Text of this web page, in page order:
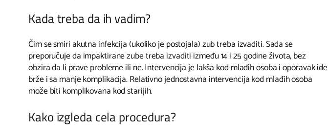
Kada treba da ih vadim?
Čim se smiri akutna infekcija (ukoliko je postojala) zub treba izvaditi. Sada se
preporučuje da impaktirane zube treba izvaditi između 14 i 25 godine života, bez
obzira da li prave probleme ili ne. Intervencija je lakša kod mlađih osoba i oporavak ide
brže i sa manje komplikacija. Relativno jednostavna intervencija kod mlađih osoba
može biti komplikovana kod starijih.
Kako izgleda cela procedura?